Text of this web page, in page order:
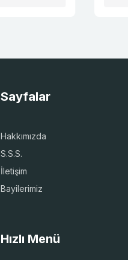
Sayfalar
Hakkımızda
S.S.S.
İletişim
Bayilerimiz
Hızlı Menü